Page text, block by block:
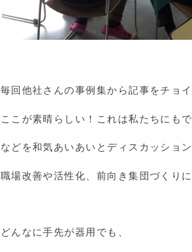
毎回他社さんの事例集から記事をチョイ
ここが素晴らしい！これは私たちにもで
などを和気あいあいとディスカッション
職場改善や活性化、前向き集団づくり
どんなに手先が器用でも、